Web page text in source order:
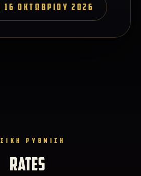
16 ΟΚΤΩΒΡΙΟΥ 2026
ΡΥΘΜΙΣΗ
RATES